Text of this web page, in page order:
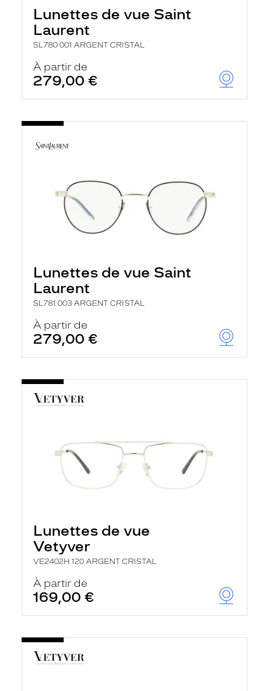
Lunettes de vue Saint
Laurent
SL780 001 ARGENT CRISTAL
À partir de
279,00 €
Lunettes de vue Saint
Laurent
SL781 003 ARGENT CRISTAL
À partir de
279,00 €
Lunettes de vue
Vetyver
VE2402H 120 ARGENT CRISTAL
À partir de
169,00 €